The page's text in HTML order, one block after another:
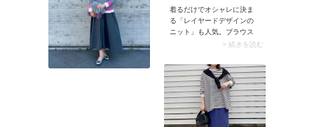
着るだけでオシャレに決ま
る「レイヤードデザインの
ニット」も人気。ブラウス
とニットを重ね着したよう
のテクニックは不要。シン
プルなパンツを合わせるだ
けで今どきのルックスが楽
しめます。
> 続きを読む